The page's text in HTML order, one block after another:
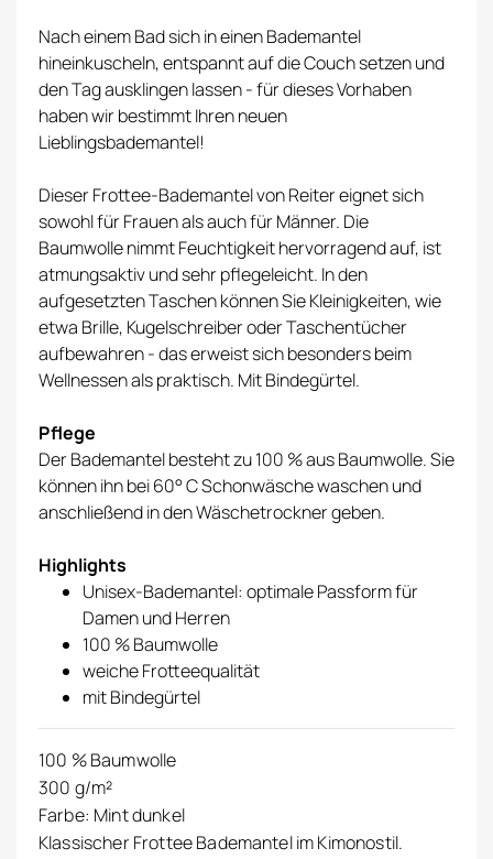
Nach einem Bad sich in einen Bademantel
hineinkuscheln, entspannt auf die Couch setzen und
den Tag ausklingen lassen - für dieses Vorhaben
haben wir bestimmt Ihren neuen
Lieblingsbademantel!
Dieser Frottee-Bademantel von Reiter eignet sich
sowohl für Frauen als auch für Männer. Die
Baumwolle nimmt Feuchtigkeit hervorragend auf, ist
atmungsaktiv und sehr pflegeleicht. In den
aufgesetzten Taschen können Sie Kleinigkeiten, wie
etwa Brille, Kugelschreiber oder Taschentücher
aufbewahren - das erweist sich besonders beim
Wellnessen als praktisch. Mit Bindegürtel.
Pflege
Der Bademantel besteht zu 100 % aus Baumwolle. Sie
können ihn bei 60° C Schonwäsche waschen und
anschließend in den Wäschetrockner geben.
Highlights
Unisex-Bademantel: optimale Passform für
Damen und Herren
100 % Baumwolle
weiche Frotteequalität
mit Bindegürtel
100 % Baumwolle
300 g/m²
Farbe: Mint dunkel
Klassischer Frottee Bademantel im Kimonostil.